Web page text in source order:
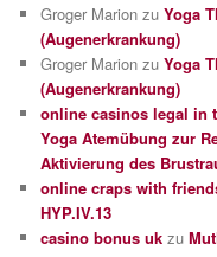
Groger Marion zuYoga
(Augenerkrankung)
Groger Marion zuYoga
(Augenerkrankung)
online casinos legal in
Yoga Atemübung zur
Aktivierung des
online craps with
HYP.IV.13
casino bonus uk zu